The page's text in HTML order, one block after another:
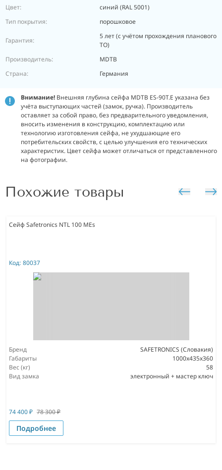
Цвет:
синий (RAL 5001)
Тип покрытия:
порошковое
Гарантия:
5 лет (с учётом прохождения планового
ТО)
Производитель:
MDTB
Страна:
Германия
Внимание! Внешняя глубина сейфа MDTB ES-90T.E указана без
учёта выступающих частей (замок, ручка). Производитель
оставляет за собой право, без предварительного уведомления,
вносить изменения в конструкцию, комплектацию или
технологию изготовления сейфа, не ухудшающие его
потребительских свойств, с целью улучшения его технических
характеристик. Цвет сейфа может отличаться от представленного
на фотографии.
Похожие товары
Сейф Safetronics NTL 100 MEs
Код: 80037
Бренд
SAFETRONICS (Словакия)
Габариты
1000x435x360
Вес (кг)
58
Вид замка
электронный + мастер ключ
74 400₽ 78 300₽
Подробнее